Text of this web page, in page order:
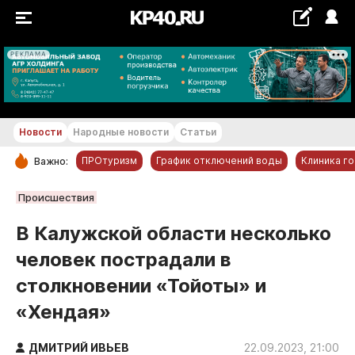
РЕКЛАМА
+22...+23 °С
РУБРИКИ
Новости компаний
Статьи
Народные новости
Авто и транспорт
Благоустройство
Новости Народные новости Статьи
Важно: ПРОтуризм График отключений воды Клиника
Происшествия
В Калужской области несколько
человек пострадали в
столкновении «Тойоты» и
«Хендая»
ДМИТРИЙ ИВЬЕВ 22.09.2023, 21:00